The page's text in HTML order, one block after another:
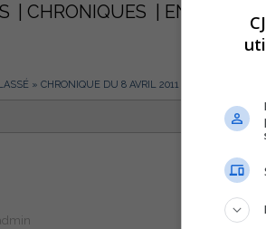
CHRONIQUES
» CHRONIQUE DU 8 AVRIL 2011